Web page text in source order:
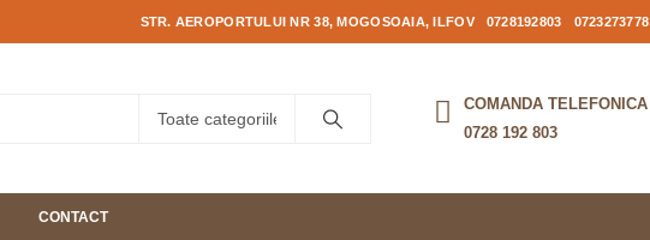
STR. AEROPORTULUI NR 38, MOGOSOAIA, ILFOV 0728192803 0723273778
COMANDA TELEFONICA
0728 192 803
CONTACT